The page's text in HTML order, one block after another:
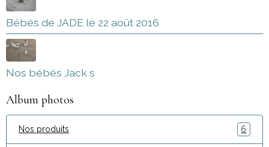
Bébés de JADE le 22 août 2016
Nos bébés Jack s
Album photos
Nos produits 6